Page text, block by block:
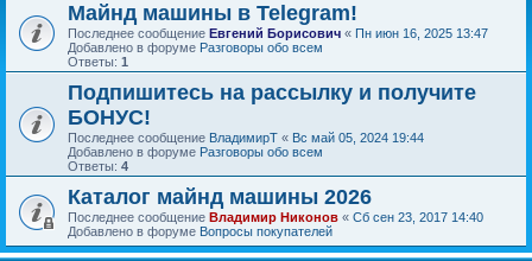
Майнд машины в Telegram!
Последнее сообщение Евгений Борисович « Пн июн 16, 2025 13:47
Добавлено в форуме Разговоры обо всем
Ответы: 1
Подпишитесь на рассылку и получите
БОНУС!
Последнее сообщение ВладимирТ « Вс май 05, 2024 19:44
Добавлено в форуме Разговоры обо всем
Ответы: 4
Каталог майнд машины 2026
Последнее сообщение Владимир Никонов « Сб сен 23, 2017 14:40
Добавлено в форуме Вопросы покупателей